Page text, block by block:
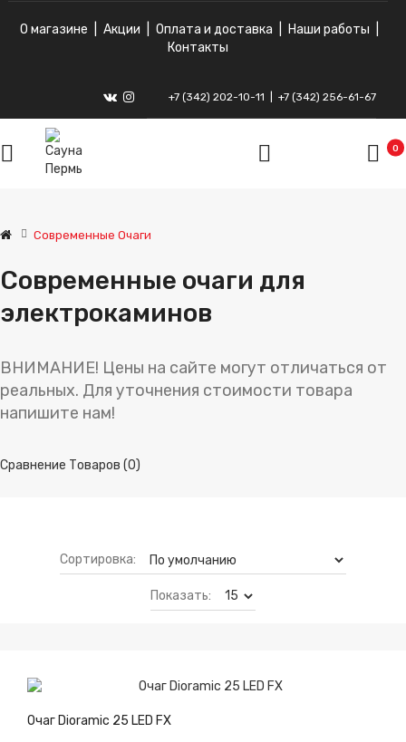
О магазине Акции Оплата и доставка Наши работы
Контакты
+7 (342) 202-10-11 +7 (342) 256-61-67
0
Современные Очаги
Современные очаги для
электрокаминов
ВНИМАНИЕ! Цены на сайте могут отличаться от
реальных. Для уточнения стоимости товара
напишите нам!
Сравнение Товаров (0)
Сортировка:
Показать:
Очаг Dioramic 25 LED FX